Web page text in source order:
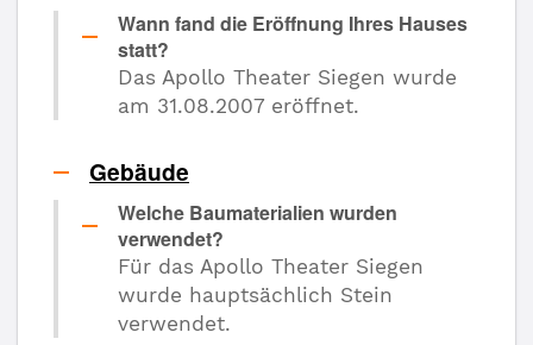
Wann fand die Eröffnung Ihres Hauses
statt?
Das Apollo Theater Siegen wurde
am 31.08.2007 eröffnet.
Gebäude
Welche Baumaterialien wurden
verwendet?
Für das Apollo Theater Siegen
wurde hauptsächlich Stein
verwendet.